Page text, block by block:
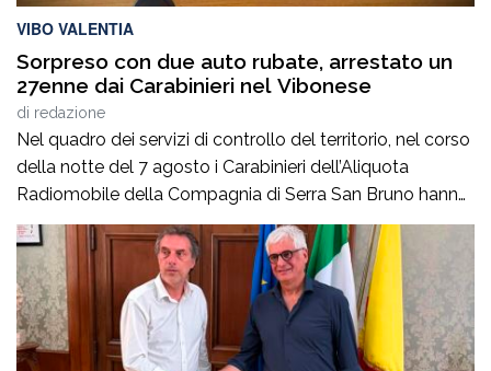
VIBO VALENTIA
Sorpreso con due auto rubate, arrestato un
27enne dai Carabinieri nel Vibonese
di redazione
Nel quadro dei servizi di controllo del territorio, nel corso
della notte del 7 agosto i Carabinieri dell’Aliquota
Radiomobile della Compagnia di Serra San Bruno hanno
arrestato a Vazzano un 27enne, originario e residente a
Cinquefrondi, ritenuto responsabile, allo stato degli
accertamenti, di ricettazione in concorso. Intorno alle
3.30, durante un servizio perlustrativo, i militari […]